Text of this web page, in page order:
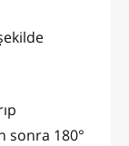
sonra 180°